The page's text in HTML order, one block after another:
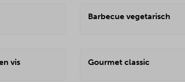
Barbecue vegetarisch
vis Gourmet classic